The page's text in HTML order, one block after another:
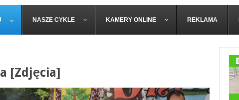
NASZE CYKLE KAMERY ONLINE REKLAMA
[Zdjęcia]